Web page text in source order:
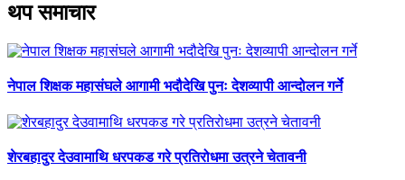
थप समाचार
नेपाल शिक्षक महासंघले आगामी भदौदेखि पुनः देशव्यापी आन्दोलन गर्ने
शेरबहादुर देउवामाथि धरपकड गरे प्रतिरोधमा उत्रने चेतावनी